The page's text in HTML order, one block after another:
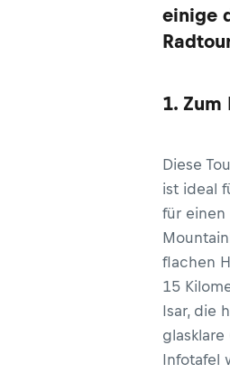
einige
1. Zum
Diese
ist ideal
für einen
flachen
15
Isar, die
Infotafel